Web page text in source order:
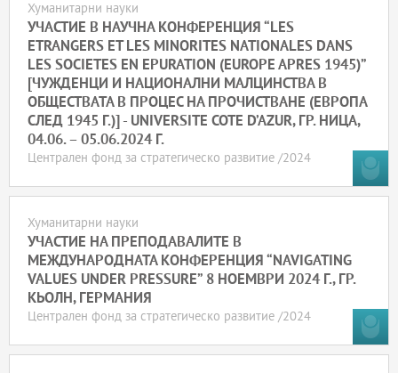
Хуманитарни науки
УЧАСТИЕ В НАУЧНА КОНФЕРЕНЦИЯ “LES
ETRANGERS ET LES MINORITES NATIONALES DANS
LES SOCIETES EN EPURATION (EUROPE APRES 1945)”
[ЧУЖДЕНЦИ И НАЦИОНАЛНИ МАЛЦИНСТВА В
ОБЩЕСТВАТА В ПРОЦЕС НА ПРОЧИСТВАНЕ (ЕВРОПА
СЛЕД 1945 Г.)] - UNIVERSITE COTE D’AZUR, ГР. НИЦА,
04.06. – 05.06.2024 Г.
Централен фонд за стратегическо развитие /2024
Хуманитарни науки
УЧАСТИЕ НА ПРЕПОДАВАЛИТЕ В
МЕЖДУНАРОДНАТА КОНФЕРЕНЦИЯ “NAVIGATING
VALUES UNDER PRESSURE” 8 НОЕМВРИ 2024 Г., ГР.
КЬОЛН, ГЕРМАНИЯ
Централен фонд за стратегическо развитие /2024